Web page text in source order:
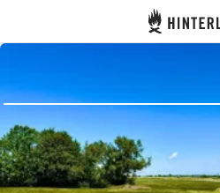
Hinterland
Anmelden